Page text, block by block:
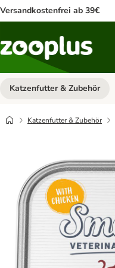
Versandkostenfrei ab 39€
Katzenfutter & Zubehör
Katzenfutter & Zubehör